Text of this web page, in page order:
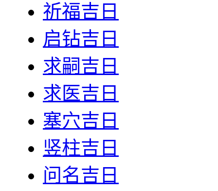
祈福吉日
启钻吉日
求嗣吉日
求医吉日
塞穴吉日
竖柱吉日
问名吉日